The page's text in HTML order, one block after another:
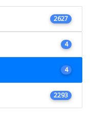
2627
4
4
2293